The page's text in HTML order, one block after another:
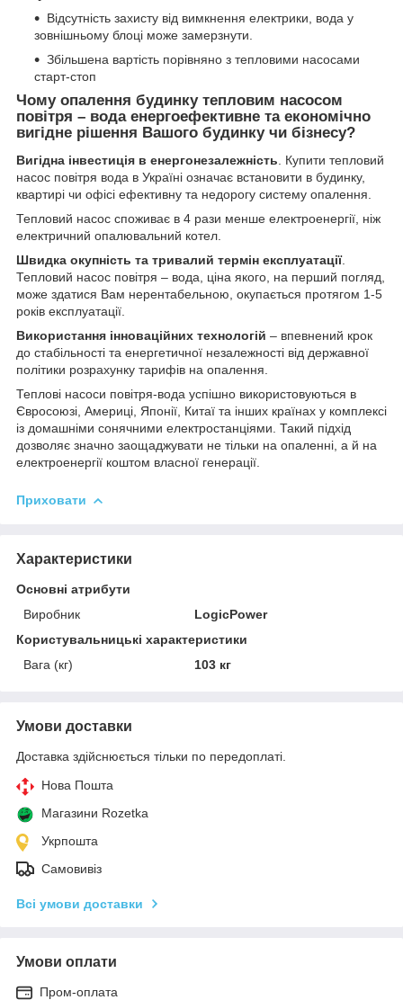
Відсутність захисту від вимкнення електрики, вода у
зовнішньому блоці може замерзнути.
Збільшена вартість порівняно з тепловими насосами
старт-стоп
Чому опалення будинку тепловим насосом
повітря – вода енергоефективне та економічно
вигідне рішення Вашого будинку чи бізнесу?
Вигідна інвестиція в енергонезалежність . Купити тепловий
насос повітря вода в Україні означає встановити в будинку,
квартирі чи офісі ефективну та недорогу систему опалення.
Тепловий насос споживає в 4 рази менше електроенергії, ніж
електричний опалювальний котел.
Швидка окупність та тривалий термін експлуатації.
Тепловий насос повітря – вода, ціна якого, на перший погляд,
може здатися Вам нерентабельною, окупається протягом 1-5
років експлуатації.
Використання інноваційних технологій – впевнений крок
до стабільності та енергетичної незалежності від державної
політики розрахунку тарифів на опалення.
Теплові насоси повітря-вода успішно використовуються в
Євросоюзі, Америці, Японії, Китаї та інших країнах у комплексі
із домашніми сонячними електростанціями. Такий підхід
дозволяє значно заощаджувати не тільки на опаленні, а й на
електроенергії коштом власної генерації.
Приховати
Характеристики
Основні атрибути
Виробник
LogicPower
Користувальницькі характеристики
Вага (кг)
103 кг
Умови доставки
Доставка здійснюється тільки по передоплаті.
Нова Пошта
Магазини Rozetka
Укрпошта
Самовивіз
Всі умови доставки
Умови оплати
Пром-оплата